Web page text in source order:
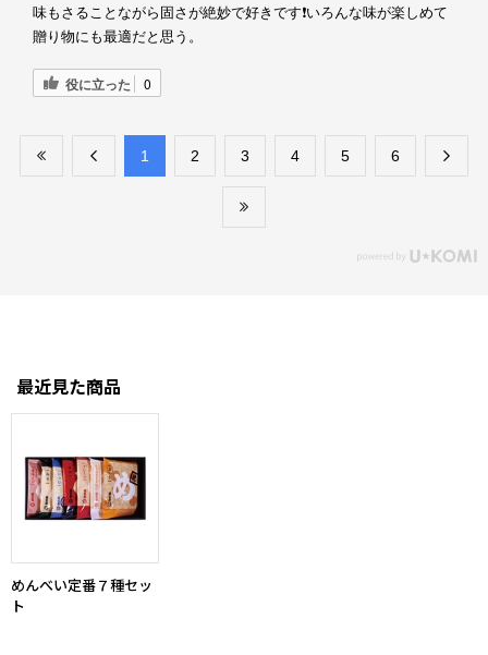
味もさることながら固さが絶妙で好きです❗️いろんな味が楽しめて
贈り物にも最適だと思う。
役に立った 0
​1 ​2 ​3 ​4 ​5 ​6
最近見た商品
めんべい定番７種セッ
ト